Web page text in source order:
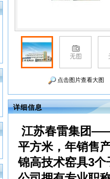
点击图片查看大图
详细信息
江苏春雷集团
平方米，年销售
锦高技术窑具3个